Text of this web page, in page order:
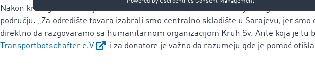
Nakon kraćeg zadržavanja na carini u Dortmundu, iskusni vozač je istog dana
području. „Za odredište tovara izabrali smo centralno skladište u Sarajevu, jer smo
direktno da razgovaramo sa humanitarnom organizacijom Kruh Sv. Ante koja je tu
Transportbotschafter e.V
i za donatore je važno da razumeju gde je pomoć